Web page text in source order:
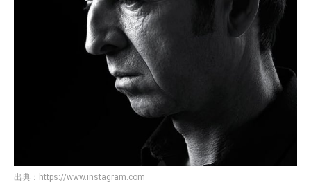
出典： https://www.instagram.com